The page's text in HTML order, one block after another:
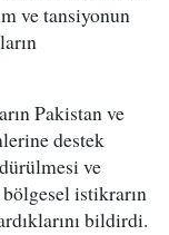
ve tansiyonun
Pakistan ve
destek
ve
istikrarın
bildirdi.